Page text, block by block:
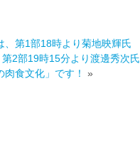
、第1部18時より菊地映輝氏
2部19時15分より渡邊秀次氏
食文化」です！
»